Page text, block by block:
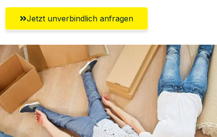
Jetzt unverbindlich anfragen